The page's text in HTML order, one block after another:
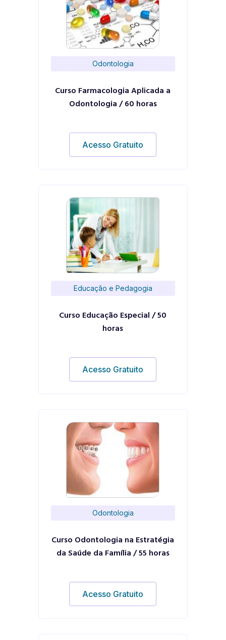
Odontologia
Curso Farmacologia Aplicada a
Odontologia / 60 horas
Acesso Gratuito
Educação e Pedagogia
Curso Educação Especial / 50
horas
Acesso Gratuito
Odontologia
Curso Odontologia na Estratégia
da Saúde da Família / 55 horas
Acesso Gratuito